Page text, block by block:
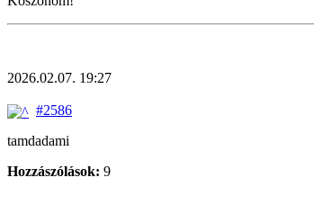
2026.02.07. 19:27
#2586
tamdadami
Hozzászólások: 9